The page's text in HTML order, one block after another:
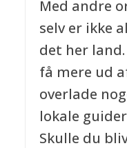
Med andre
selv er ikke
det her
få mere ud
overlade
lokale
Skulle du